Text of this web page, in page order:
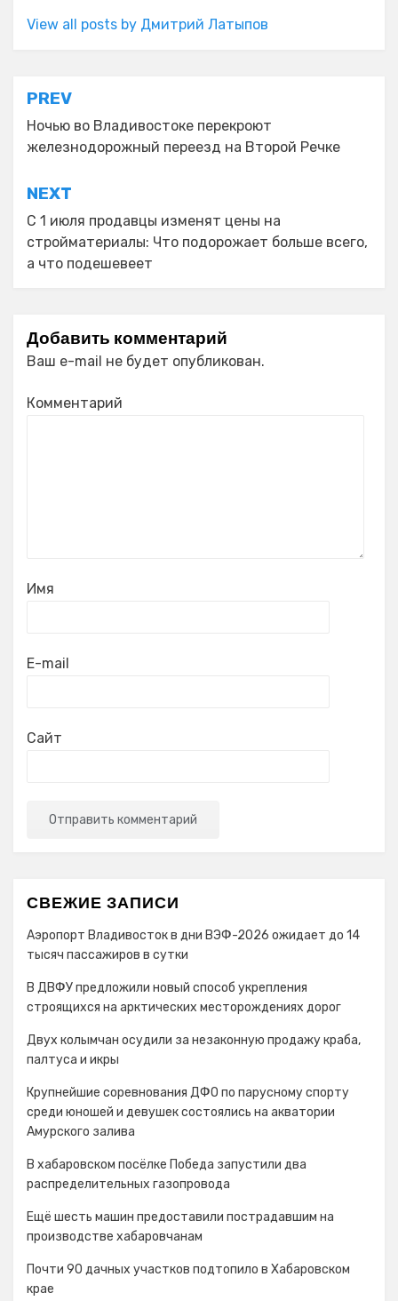
View all posts by Дмитрий Латыпов
Навигация
по
записям
PREV
Ночью во Владивостоке перекроют
железнодорожный переезд на Второй Речке
NEXT
С 1 июля продавцы изменят цены на
стройматериалы: Что подорожает больше всего,
а что подешевеет
Добавить комментарий
Ваш e-mail не будет опубликован.
Комментарий
Имя
E-mail
Сайт
СВЕЖИЕ ЗАПИСИ
Аэропорт Владивосток в дни ВЭФ-2026 ожидает до 14
тысяч пассажиров в сутки
В ДВФУ предложили новый способ укрепления
строящихся на арктических месторождениях дорог
Двух колымчан осудили за незаконную продажу краба,
палтуса и икры
Крупнейшие соревнования ДФО по парусному спорту
среди юношей и девушек состоялись на акватории
Амурского залива
В хабаровском посёлке Победа запустили два
распределительных газопровода
Ещё шесть машин предоставили пострадавшим на
производстве хабаровчанам
Почти 90 дачных участков подтопило в Хабаровском
крае